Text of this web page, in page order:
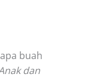
buah
dan